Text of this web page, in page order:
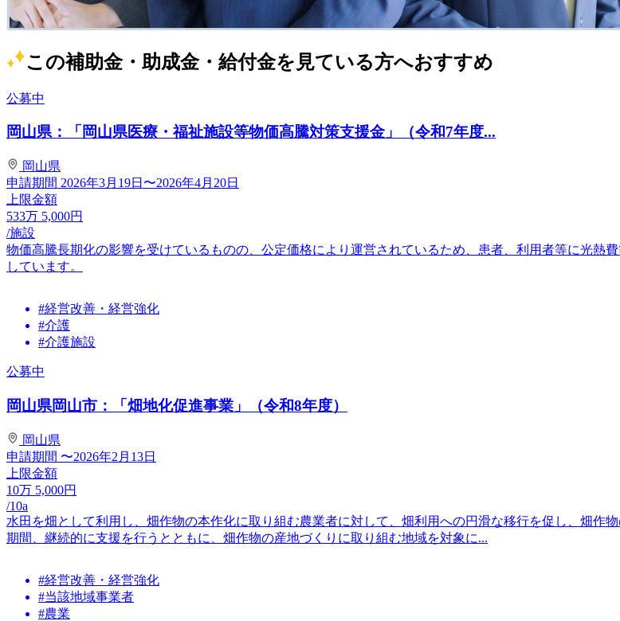
この補助金・助成金・給付金を見ている方へおすすめ
公募中
岡山県：「岡山県医療・福祉施設等物価高騰対策支援金」（令和7年度...
岡山県
申請期間 2026年3月19日〜2026年4月20日
上限金額
533万 5,000円
/施設
物価高騰長期化の影響を受けているものの、公定価格により運営されているため、患者、利用者等に光熱
しています。
#経営改善・経営強化
#介護
#介護施設
公募中
岡山県岡山市：「畑地化促進事業」（令和8年度）
岡山県
申請期間 〜2026年2月13日
上限金額
10万 5,000円
/10a
水田を畑として利用し、畑作物の本作化に取り組む農業者に対して、畑利用への円滑な移行を促し、畑作
期間、継続的に支援を行うとともに、畑作物の産地づくりに取り組む地域を対象に...
#経営改善・経営強化
#当該地域事業者
#農業